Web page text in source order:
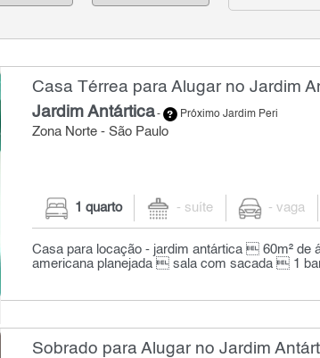
Casa Térrea para Alugar no Jardim
Jardim Antártica- Próximo Jardim Peri
Zona Norte - São Paulo
1 quarto - suíte - vaga
Casa para locação - jardim antártica  60m²
americana planejada  sala com sacada  1
Sobrado para Alugar no Jardim